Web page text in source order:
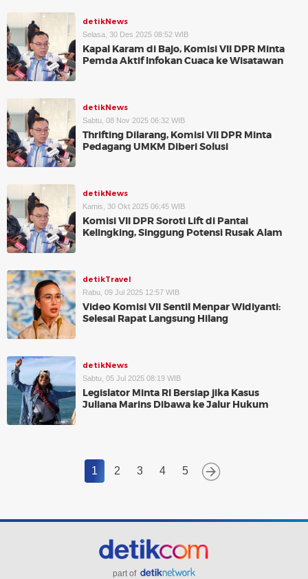
detikNews
Selasa, 30 Des 2025 08:52 WIB
Kapal Karam di Bajo, Komisi VII DPR Minta
Pemda Aktif Infokan Cuaca ke Wisatawan
detikNews
Sabtu, 08 Nov 2025 06:32 WIB
Thrifting Dilarang, Komisi VII DPR Minta
Pedagang UMKM Diberi Solusi
detikNews
Kamis, 30 Okt 2025 06:45 WIB
Komisi VII DPR Soroti Lift di Pantai
Kelingking, Singgung Potensi Rusak Alam
detikTravel
Rabu, 09 Jul 2025 12:57 WIB
Video Komisi VII Sentil Menpar Widiyanti:
Selesai Rapat Langsung Hilang
detikNews
Sabtu, 05 Jul 2025 08:19 WIB
Legislator Minta RI Bersiap jika Kasus
Juliana Marins Dibawa ke Jalur Hukum
1 2 3 4 5
part of